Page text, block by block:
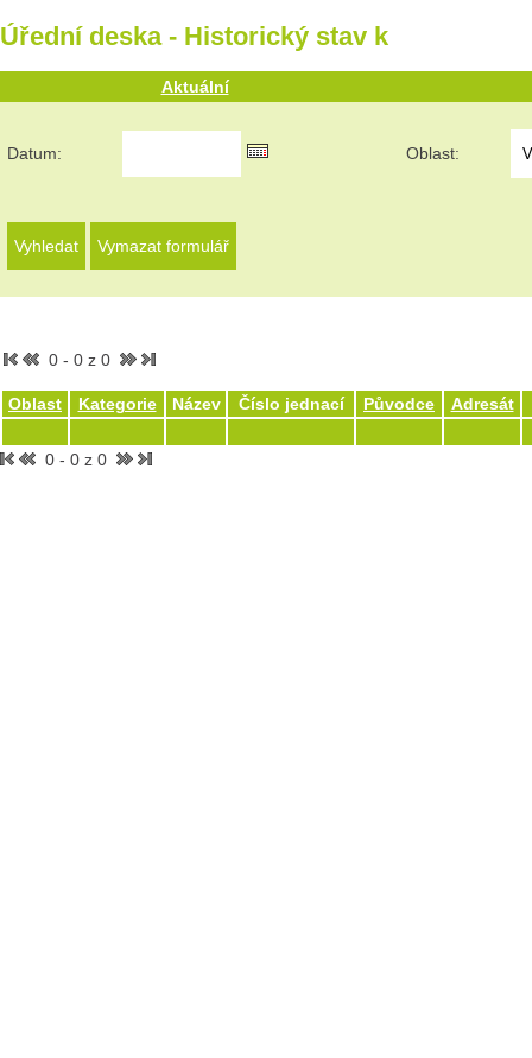
Úřední deska - Historický stav k
Aktuální
Datum: Oblast:
0 - 0 z 0
Oblast Kategorie Název Číslo jednací Původce Adresát
0 - 0 z 0